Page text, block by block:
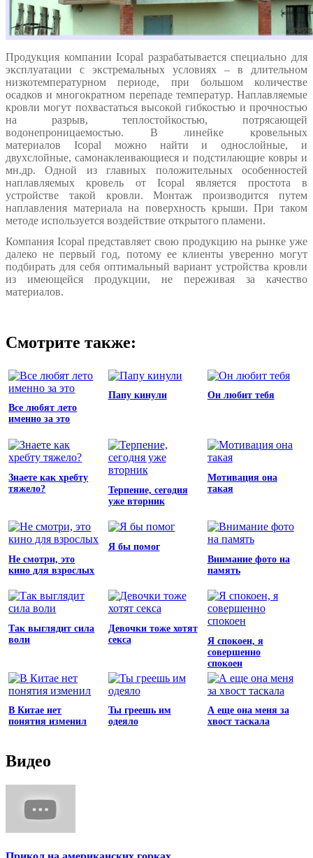
Продукция компанииIcopal разрабатывается специально для
эксплуатации с экстремальных условиях – в длительном
низкотемпературном периоде, при большом количестве
осадков и многократном перепаде температур. Наплавляемые
кровли могут похвастаться высокой гибкостью и прочностью
на разрыв, теплостойкостью, потрясающей
водонепроницаемостью. В линейке кровельных
материалов Icopal можно найти и однослойные, и
двухслойные, самонаклеивающиеся и подстилающие ковры и
мн.др. Одной из главных положительных особенностей
наплавляемых кровель от Icopal является простота в
устройстве такой кровли. Монтаж производится путем
наплавления материала на поверхность крыши. При таком
методе используется воздействие открытого пламени.
Компания Icopal представляет свою продукцию на рынке уже
далеко не первый год, потому ее клиенты уверенно могут
подбирать для себя оптимальный вариант устройства кровли
из имеющейся продукции, не переживая за качество
материалов.
Смотрите также:
Все любят лето
именно за это
Папу кинули Он любит тебя
Знаете как хребту
тяжело?
Терпение, сегодня
уже вторник
Мотивация она
такая
Не смотри, это
кино для взрослых
Я бы помог
Внимание фото на
память
Так выглядит сила
воли
Девочки тоже хотят
секса
Я спокоен, я
совершенно
спокоен
В Китае нет
понятия изменил
Ты греешь им
одеяло
А еще она меня за
хвост таскала
Видео